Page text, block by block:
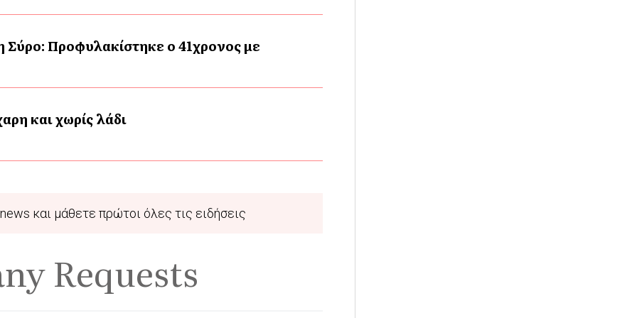
Σύρο: Προφυλακίστηκε ο 41χρονος με
και χωρίς λάδι
και μάθετε πρώτοι όλες τις ειδήσεις
Requests